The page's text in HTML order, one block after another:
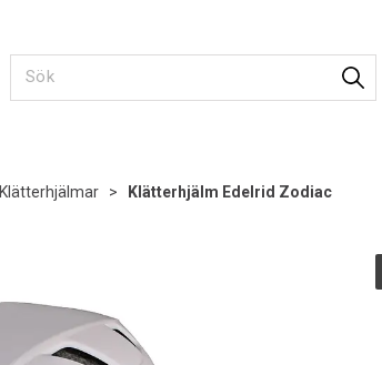
Klätterhjälmar > Klätterhjälm Edelrid Zodiac